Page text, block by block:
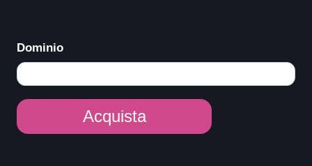
Dominio
Dominio
.boo
Acquista